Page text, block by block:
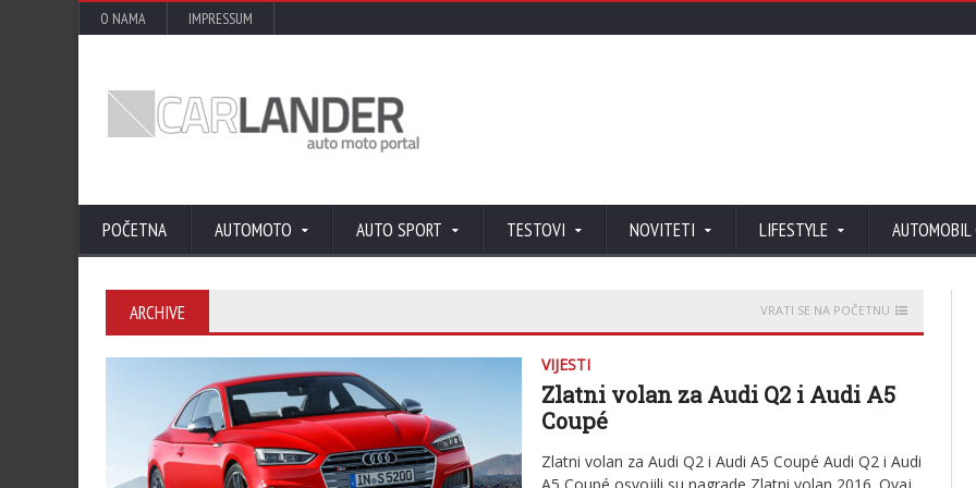
O NAMA IMPRESSUM
POČETNA AUTOMOTO AUTO SPORT TESTOVI NOVITETI LIFESTYLE AUTOMOBIL
ARCHIVE VRATI SE NA POČETNU
VIJESTI
Zlatni volan za Audi Q2 i Audi A5
Coupé
Zlatni volan za Audi Q2 i Audi A5 Coupé Audi Q2 i Audi